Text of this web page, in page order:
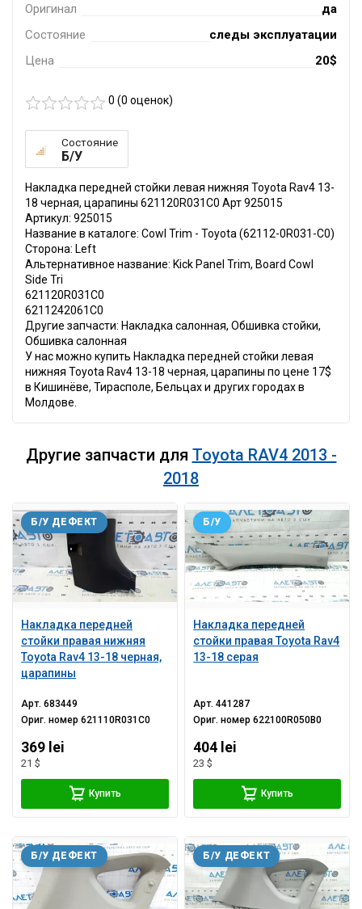
Оригинал
да
Состояние
следы эксплуатации
Цена
20$
0 (0 оценок)
Состояние
Б/У
Накладка передней стойки левая нижняя Toyota Rav4 13-
18 черная, царапины 621120R031C0 Арт 925015
Артикул: 925015
Название в каталоге: Cowl Trim - Toyota (62112-0R031-C0)
Сторона: Left
Альтернативное название: Kick Panel Trim, Board Cowl
Side Tri
621120R031C0
6211242061C0
Другие запчасти: Накладка салонная, Обшивка стойки,
Обшивка салонная
У нас можно купить Накладка передней стойки левая
нижняя Toyota Rav4 13-18 черная, царапины по цене 17$
в Кишинёве, Тирасполе, Бельцах и других городах в
Молдове.
Другие запчасти для Toyota RAV4 2013 -
2018
Накладка передней
стойки правая нижняя
Toyota Rav4 13-18 черная,
царапины
Б/У ДЕФЕКТ
Арт.683449
Ориг. номер621110R031C0
369 lei
21 $
Купить
Накладка передней
стойки правая Toyota Rav4
13-18 серая
Б/У
Арт.441287
Ориг. номер622100R050B0
404 lei
23 $
Купить
Б/У ДЕФЕКТ Б/У ДЕФЕКТ